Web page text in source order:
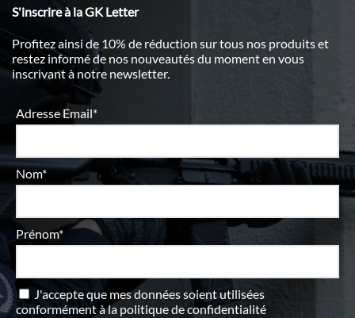
S'inscrire à la GK Letter
Profitez ainsi de 10% de réduction sur tous nos produits et
restez informé de nos nouveautés du moment en vous
inscrivant à notre newsletter.
Adresse Email*
Nom*
Prénom*
J'accepte que mes données soient utilisées
conformément àla politique de confidentialité